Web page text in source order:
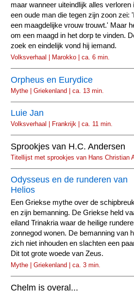
maar wanneer uiteindlijk alles verloren
een oude man die tegen zijn zoon zei:
een maagdelijke vrouw trouwt.' Maar
om een maagd in het dorp te vinden.
zoek en eindelijk vond hij iemand.
Volksverhaal | Marokko | ca. 6 min.
Orpheus en Eurydice
Mythe | Griekenland | ca. 13 min.
Luie Jan
Volksverhaal | Frankrijk | ca. 11 min.
Sprookjes van H.C. Andersen
Titellijst met sprookjes van Hans Christian
Odysseus en de runderen van
Helios
Een Griekse mythe over de
en zijn bemanning. De Griekse held
eiland Trinakria waar de heilige
zonnegod wonen. De bemanning van
zich niet inhouden en slachten een
Dit tot grote woede van Zeus.
Mythe | Griekenland | ca. 3 min.
Chelm is overal...